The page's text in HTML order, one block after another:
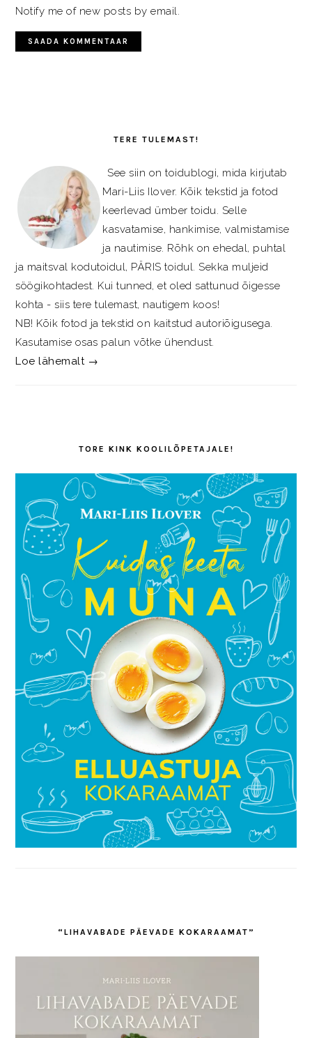
Notify me of new posts by email.
TERE TULEMAST!
See siin on toidublogi, mida kirjutab
Mari-Liis Ilover. Kõik tekstid ja fotod
keerlevad ümber toidu. Selle
kasvatamise, hankimise, valmistamise
ja nautimise. Rõhk on ehedal, puhtal
ja maitsval kodutoidul, PÄRIS toidul. Sekka muljeid
söögikohtadest. Kui tunned, et oled sattunud õigesse
kohta - siis tere tulemast, nautigem koos!
NB! Kõik fotod ja tekstid on kaitstud autoriõigusega.
Kasutamise osas palun võtke ühendust.
Loe lähemalt →
TORE KINK KOOLILÕPETAJALE!
“LIHAVABADE PÄEVADE KOKARAAMAT”